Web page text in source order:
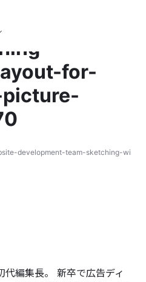
for-
development-team-sketching-
編集長。 新卒で広告ディ